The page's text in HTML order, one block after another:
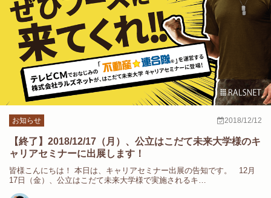
お知らせ 2018/12/12
【終了】2018/12/17（月）、公立はこだて未来大学様のキ
ャリアセミナーに出展します！
皆様こんにちは！ 本日は、キャリアセミナー出展の告知です。 12月
17日（金）、公立はこだて未来大学様で実施されるキ…